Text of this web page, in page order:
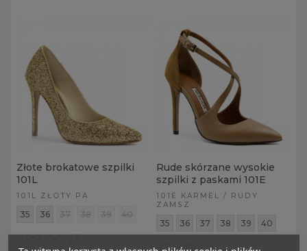
Złote brokatowe szpilki
101L
101L ZŁOTY PA
35 36 37 38 39 40
299,00 zł
Rude skórzane wysokie
szpilki z paskami 101E
101E KARMEL / RUDY
ZAMSZ
35 36 37 38 39 40